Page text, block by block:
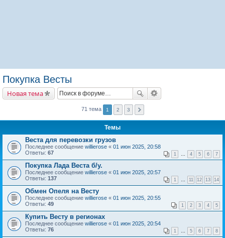
Покупка Весты
Новая тема
71 тема 1 2 3
Темы
Веста для перевозки грузов
Последнее сообщение willierose « 01 июн 2025, 20:58
Ответы: 67 1 … 4 5 6 7
Покупка Лада Веста б/у.
Последнее сообщение willierose « 01 июн 2025, 20:57
Ответы: 137 1 … 11 12 13 14
Обмен Опеля на Весту
Последнее сообщение willierose « 01 июн 2025, 20:55
Ответы: 49 1 2 3 4 5
Купить Весту в регионах
Последнее сообщение willierose « 01 июн 2025, 20:54
Ответы: 76 1 … 5 6 7 8